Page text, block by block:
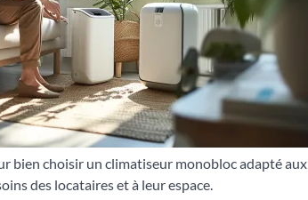
bien choisir un climatiseur monobloc adapté aux
des locataires et à leur espace.